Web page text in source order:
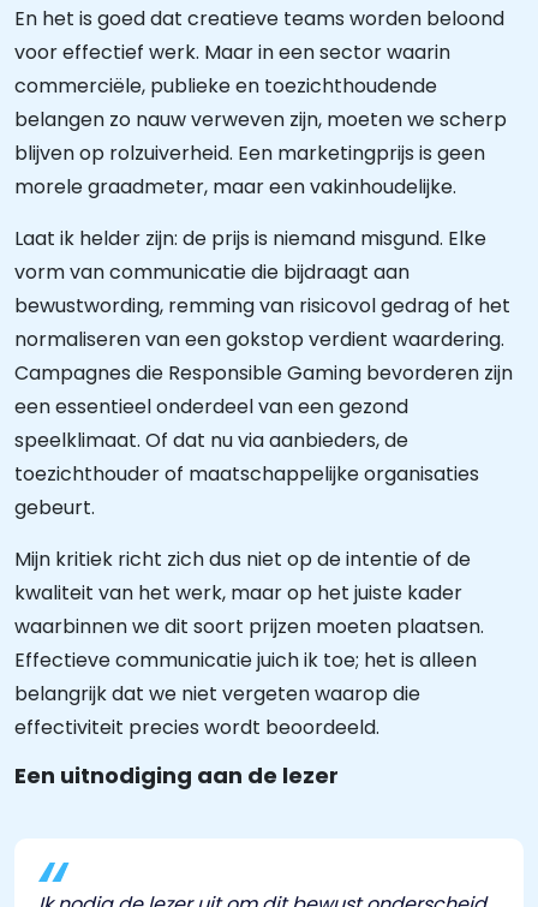
En het is goed dat creatieve teams worden beloond
voor effectief werk. Maar in een sector waarin
commerciële, publieke en toezichthoudende
belangen zo nauw verweven zijn, moeten we scherp
blijven op rolzuiverheid. Een marketingprijs is geen
morele graadmeter, maar een vakinhoudelijke.
Laat ik helder zijn: de prijs is niemand misgund. Elke
vorm van communicatie die bijdraagt aan
bewustwording, remming van risicovol gedrag of het
normaliseren van een gokstop verdient waardering.
Campagnes die Responsible Gaming bevorderen zijn
een essentieel onderdeel van een gezond
speelklimaat. Of dat nu via aanbieders, de
toezichthouder of maatschappelijke organisaties
gebeurt.
Mijn kritiek richt zich dus niet op de intentie of de
kwaliteit van het werk, maar op het juiste kader
waarbinnen we dit soort prijzen moeten plaatsen.
Effectieve communicatie juich ik toe; het is alleen
belangrijk dat we niet vergeten waarop die
effectiviteit precies wordt beoordeeld.
Een uitnodiging aan de lezer